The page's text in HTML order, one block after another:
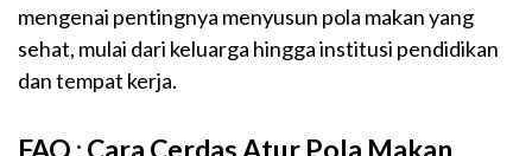
mengenai pentingnya menyusun pola makan yang
sehat, mulai dari keluarga hingga institusi pendidikan
dan tempat kerja.
FAQ : Cara Cerdas Atur Pola Makan